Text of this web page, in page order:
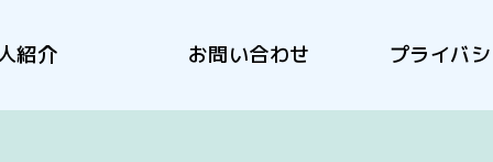
紹介 お問い合わせ プライバ